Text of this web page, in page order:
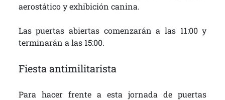
aerostático y exhibición canina.
Las puertas abiertas comenzarán a las 11:00 y
terminarán a las 15:00.
Fiesta antimilitarista
Para hacer frente a esta jornada de puertas